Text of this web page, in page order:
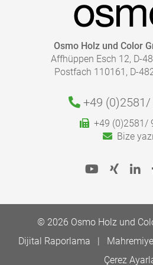
tutmanız önerilir. Karıştırma
karıştırma çubuğu gibi aletler de
yararlıdır.Osmo Holz und Color
Affhüppen Esch 12, D-
Postfach 110161, D-
+49 (0)2581/
+49 (0)2581/
Bize
© 2026 Osmo Holz und
Dijital Raporlama
Çerez